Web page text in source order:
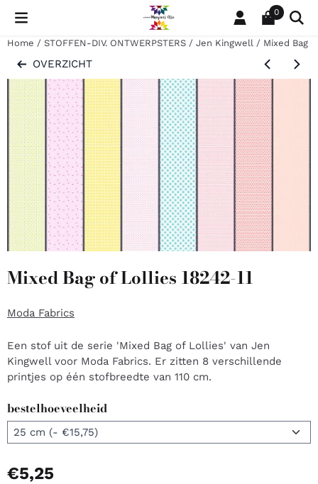
Cookievoorkeuren zijn momenteel gesloten. 0
Home / STOFFEN-DIV. ONTWERPSTERS / Jen Kingwell / Mixed Bag
OVERZICHT
Mixed Bag of Lollies 18242-11
Moda Fabrics
Een stof uit de serie 'Mixed Bag of Lollies' van Jen
Kingwell voor Moda Fabrics. Er zitten 8 verschillende
printjes op één stofbreedte van 110 cm.
bestelhoeveelheid
€5,25